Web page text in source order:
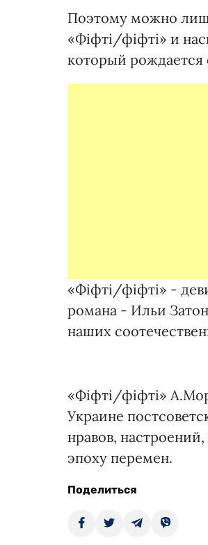
Поэтому можно
«Фіфті/фіфті» и
который рождается
«Фіфті/фіфті» -
романа - Ильи
наших
«Фіфті/фіфті»
Украине
нравов,
эпоху перемен.
Поделиться